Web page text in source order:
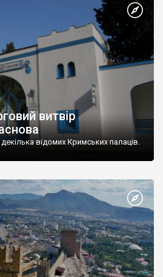
витвір
відомих Кримських палаців.